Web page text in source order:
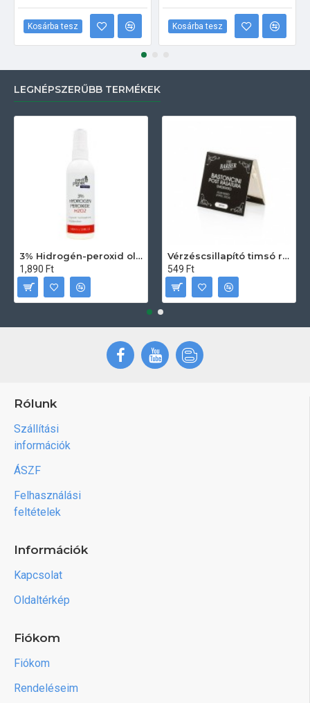
Kosárba tesz Kosárba tesz
LEGNÉPSZERŰBB TERMÉKEK
3% Hidrogén-peroxid oldat (sebfertőtlenítő) 100ml
1,890 Ft
Vérzéscsillapító timsó rúd 20db
549 Ft
Rólunk
Szállítási
információk
ÁSZF
Felhasználási
feltételek
Információk
Kapcsolat
Oldaltérkép
Fiókom
Fiókom
Rendeléseim